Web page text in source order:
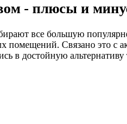
- плюсы и
все большую
помещений. Связано это с
в достойную